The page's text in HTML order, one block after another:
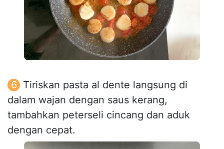
Tiriskan pasta al dente langsung di
dalam wajan dengan saus kerang,
tambahkan peterseli cincang dan aduk
dengan cepat.